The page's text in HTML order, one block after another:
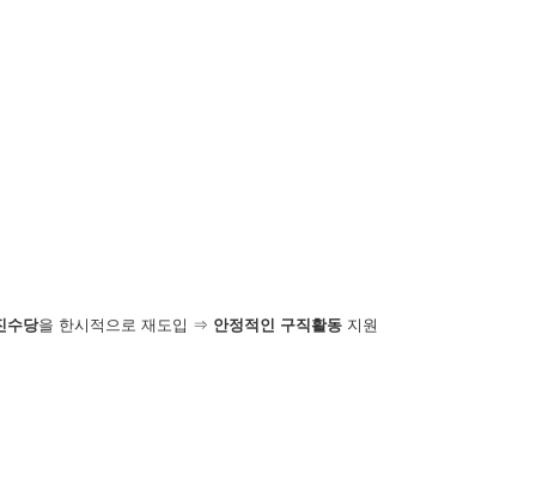
수당을 한시적으로 재도입 ⇒ 안정적인 구직활동 지원